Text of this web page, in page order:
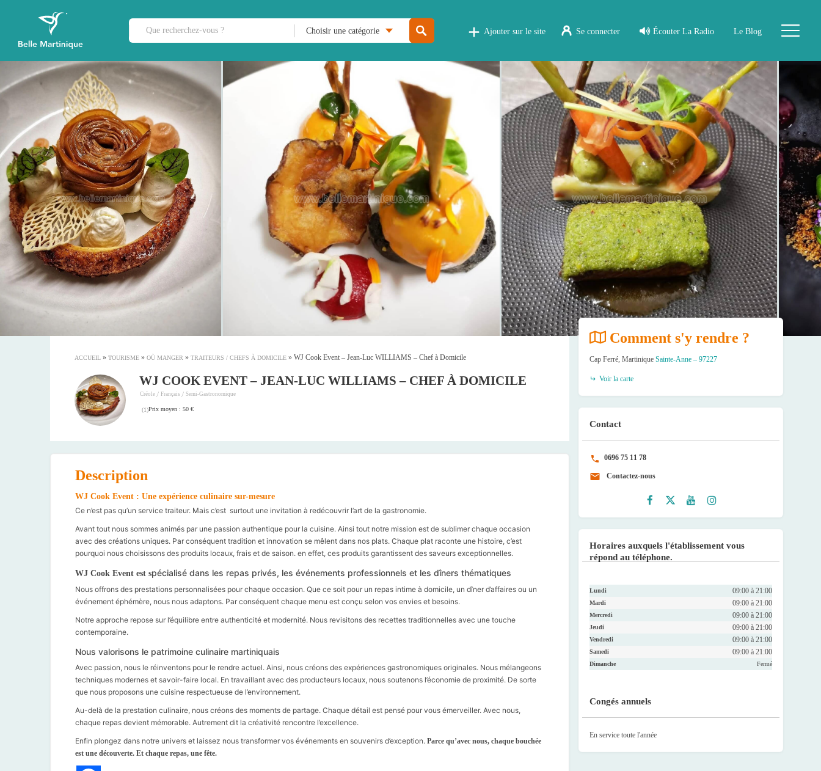
Choisir une catégorie Ajouter sur le site Se connecter Écouter La Radio Le Blog
ACCUEIL » TOURISME » OÙ MANGER » TRAITEURS / CHEFS À DOMICILE » WJ Cook Event – Jean-Luc WILLIAMS – Chef à Domicile
WJ COOK EVENT – JEAN-LUC WILLIAMS – CHEF À DOMICILE
Créole /Français /Semi-Gastronomique
(1)Prix moyen : 50 €
Description
WJ Cook Event : Une expérience culinaire sur-mesure
Ce n’est pas qu’un service traiteur. Mais c’est surtout une invitation à redécouvrir l’art de la gastronomie.
Avant tout nous sommes animés par une passion authentique pour la cuisine. Ainsi tout notre mission est de sublimer chaque occasion
avec des créations uniques. Par conséquent tradition et innovation se mêlent dans nos plats. Chaque plat raconte une histoire, c’est
pourquoi nous choisissons des produits locaux, frais et de saison. en effet, ces produits garantissent des saveurs exceptionnelles.
WJ Cook Event est spécialisé dans les repas privés, les événements professionnels et les dîners thématiques
Nous offrons des prestations personnalisées pour chaque occasion. Que ce soit pour un repas intime à domicile, un dîner d’affaires ou un
événement éphémère, nous nous adaptons. Par conséquent chaque menu est conçu selon vos envies et besoins.
Notre approche repose sur l’équilibre entre authenticité et modernité. Nous revisitons des recettes traditionnelles avec une touche
contemporaine.
Nous valorisons le patrimoine culinaire martiniquais
Avec passion, nous le réinventons pour le rendre actuel. Ainsi, nous créons des expériences gastronomiques originales. Nous mélangeons
techniques modernes et savoir-faire local. En travaillant avec des producteurs locaux, nous soutenons l’économie de proximité. De sorte
que nous proposons une cuisine respectueuse de l’environnement.
Au-delà de la prestation culinaire, nous créons des moments de partage. Chaque détail est pensé pour vous émerveiller. Avec nous,
chaque repas devient mémorable. Autrement dit la créativité rencontre l’excellence.
Enfin plongez dans notre univers et laissez nous transformer vos événements en souvenirs d’exception. Parce qu’avec nous, chaque bouchée
est une découverte. Et chaque repas, une fête.
Comment s'y rendre ?
Cap Ferré, Martinique Sainte-Anne – 97227
Voir la carte
Contact
0696 75 11 78
Contactez-nous
Horaires auxquels l'établissement vous
répond au téléphone.
Lundi 09:00 à 21:00
Mardi 09:00 à 21:00
Mercredi 09:00 à 21:00
Jeudi 09:00 à 21:00
Vendredi 09:00 à 21:00
Samedi 09:00 à 21:00
Dimanche Fermé
Congés annuels
En service toute l'année